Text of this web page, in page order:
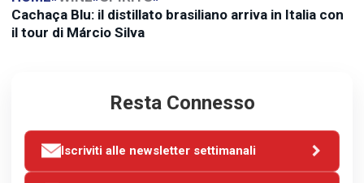
Cachaça Blu: il distillato brasiliano arriva in Italia con
il tour di Márcio Silva
Resta Connesso
Iscriviti alle newsletter settimanali